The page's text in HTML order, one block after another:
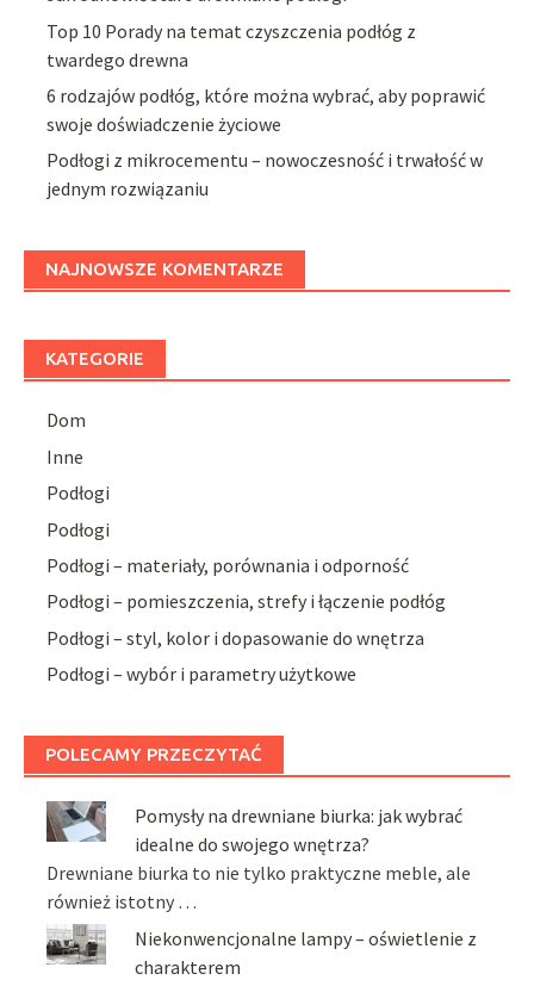
Top 10 Porady na temat czyszczenia podłóg z
twardego drewna
6 rodzajów podłóg, które można wybrać, aby poprawić
swoje doświadczenie życiowe
Podłogi z mikrocementu – nowoczesność i trwałość w
jednym rozwiązaniu
NAJNOWSZE KOMENTARZE
KATEGORIE
Dom
Inne
Podłogi
Podłogi
Podłogi – materiały, porównania i odporność
Podłogi – pomieszczenia, strefy i łączenie podłóg
Podłogi – styl, kolor i dopasowanie do wnętrza
Podłogi – wybór i parametry użytkowe
POLECAMY PRZECZYTAĆ
Pomysły na drewniane biurka: jak wybrać
idealne do swojego wnętrza?
Drewniane biurka to nie tylko praktyczne meble, ale
również istotny …
Niekonwencjonalne lampy – oświetlenie z
charakterem